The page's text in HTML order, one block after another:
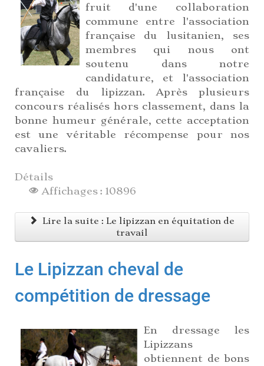
fruit d'une collaboration
commune entre l'association
française du lusitanien, ses
membres qui nous ont
soutenu dans notre
candidature, et l'association
française du lipizzan. Après plusieurs
concours réalisés hors classement, dans la
bonne humeur générale, cette acceptation
est une véritable récompense pour nos
cavaliers.
Détails
Affichages : 10896
Lire la suite : Le lipizzan en équitation de
travail
Le Lipizzan cheval de
compétition de dressage
En dressage les
Lipizzans
obtiennent de bons